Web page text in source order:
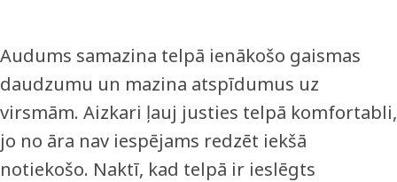
Audums samazina telpā ienākošo gaismas
daudzumu un mazina atspīdumus uz
virsmām. Aizkari ļauj justies telpā komfortabli,
jo no āra nav iespējams redzēt iekšā
notiekošo. Naktī, kad telpā ir ieslēgts